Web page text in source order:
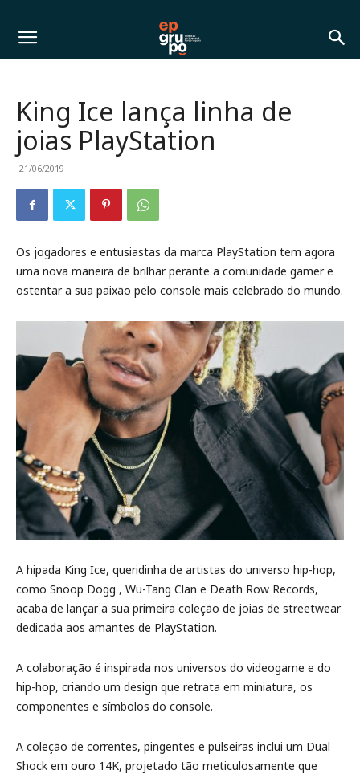
King Ice lança linha de
joias PlayStation
21/06/2019
Os jogadores e entusiastas da marca PlayStation tem agora
uma nova maneira de brilhar perante a comunidade gamer e
ostentar a sua paixão pelo console mais celebrado do mundo.
A hipada King Ice, queridinha de artistas do universo hip-hop,
como Snoop Dogg , Wu-Tang Clan e Death Row Records,
acaba de lançar a sua primeira coleção de joias de streetwear
dedicada aos amantes de PlayStation.
A colaboração é inspirada nos universos do videogame e do
hip-hop, criando um design que retrata em miniatura, os
componentes e símbolos do console.
A coleção de correntes, pingentes e pulseiras inclui um Dual
Shock em ouro 14K, projetado tão meticulosamente que